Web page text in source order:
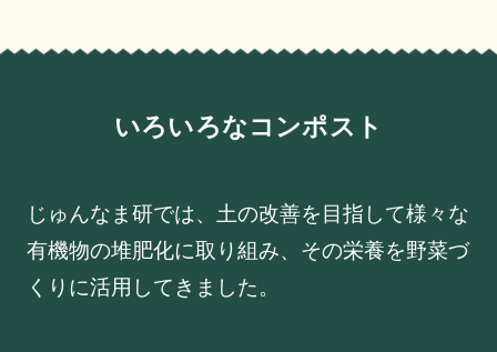
いろいろなコンポスト
じゅんなま研では、土の改善を目指して様々な
有機物の堆肥化に取り組み、その栄養を野菜づ
くりに活用してきました。